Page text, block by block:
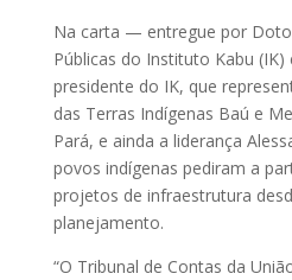
Na carta — entregue por Doto
Públicas do Instituto Kabu
presidente do IK, que
das Terras Indígenas Baú e
Pará, e ainda a liderança
povos indígenas pediram a
projetos de infraestrutura
planejamento.
“O Tribunal de Contas da